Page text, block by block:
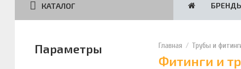
КАТАЛОГ
Трубы и
Фитинги и
Параметры